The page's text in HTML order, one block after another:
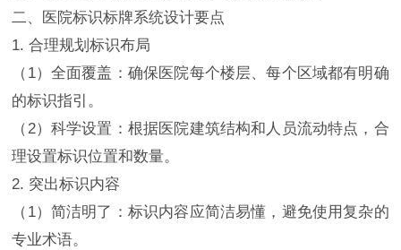
二、医院标识标牌系统设计要点
1. 合理规划标识布局
（1）全面覆盖：确保医院每个楼层、每个区域都有明确
的标识指引。
（2）科学设置：根据医院建筑结构和人员流动特点，合
理设置标识位置和数量。
2. 突出标识内容
（1）简洁明了：标识内容应简洁易懂，避免使用复杂的
专业术语。